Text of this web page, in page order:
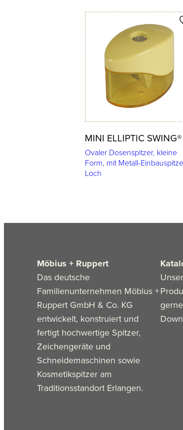
MINI ELLIPTIC SWING®
Ovaler Dosenspitzer, kleine
Form, mit Metall-
Loch
Produkt merken
Möbius + Ruppert
Das deutsche
Familienunternehmen Möbius +
Ruppert GmbH & Co. KG
entwickelt, konstruiert und
fertigt hochwertige Spitzer,
Zeichengeräte und
Schneidemaschinen sowie
Kosmetikspitzer am
Traditionsstandort Erlangen.